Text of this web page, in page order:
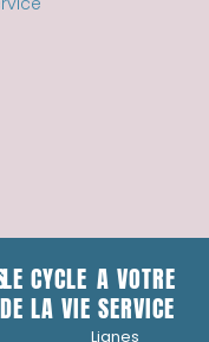
LE CYCLE
DE LA VIE
A VOTRE
SERVICE
Lignes